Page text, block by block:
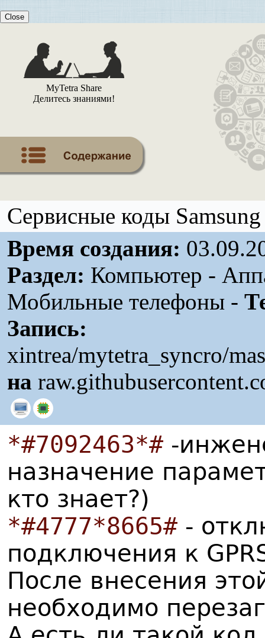
Close
MyTetra Share
Делитесь знаниями!
Сервисные коды
Время создания:
Раздел: Компьютер -
Мобильные телефоны -
Запись:
xintrea/mytetra_syncro/
на
*#7092463*# -
назначение
кто знает?)
*#4777*8665# -
подключения к
После внесения
необходимо